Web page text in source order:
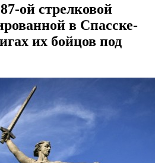
ой стрелковой
в Спасске-
их бойцов под